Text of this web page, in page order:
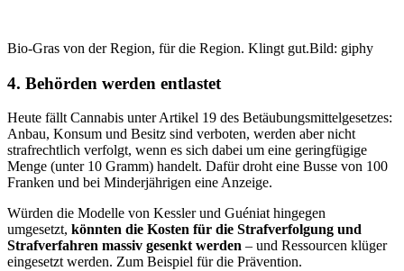
Bio-Gras von der Region, für die Region. Klingt gut.Bild: giphy
4. Behörden werden entlastet
Heute fällt Cannabis unter Artikel 19 des Betäubungsmittelgesetzes:
Anbau, Konsum und Besitz sind verboten, werden aber nicht
strafrechtlich verfolgt, wenn es sich dabei um eine geringfügige
Menge (unter 10 Gramm) handelt. Dafür droht eine Busse von 100
Franken und bei Minderjährigen eine Anzeige.
Würden die Modelle von Kessler und Guéniat hingegen
umgesetzt, könnten die Kosten für die Strafverfolgung und
Strafverfahren massiv gesenkt werden – und Ressourcen klüger
eingesetzt werden. Zum Beispiel für die Prävention.